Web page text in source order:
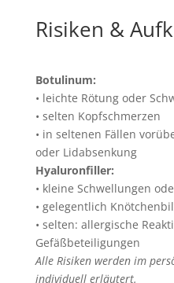
Risiken &
Botulinum:
• leichte Rötung oder
• selten Kopfschmerzen
• in seltenen Fällen
oder Lidabsenkung
Hyaluronfiller:
• kleine Schwellungen
• gelegentlich
• selten: allergische
Gefäßbeteiligungen
Alle Risiken werden im
individuell erläutert.